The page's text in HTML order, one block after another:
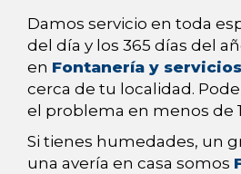
Damos servicio en toda
del día y los 365 días del
en Fontanería y
cerca de tu localidad.
el problema en menos de
Si tienes humedades, un
una avería en casa somos